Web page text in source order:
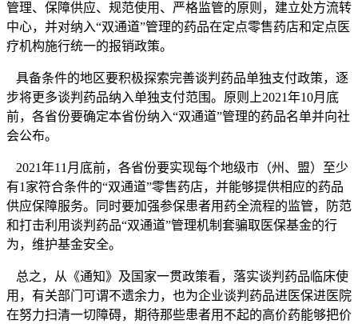
管理、保障供应、规范使用、严格监管的原则，建立处方流转
中心，并对纳入“双通道”管理的药品在定点零售药店和定点医
疗机构施行统一的报销政策。
具备条件的地区要积极探索完善谈判药品单独支付政策，逐
步将更多谈判药品纳入单独支付范围。原则上2021年10月底
前，各省份要确定本省份纳入“双通道”管理的药品名单并向社
会公布。
2021年11月底前，各省份要实现每个地级市（州、盟）至少
有1家符合条件的“双通道”零售药店，并能够提供相应的药品
供应保障服务。同时要加强参保患者用药全流程的监管，防范
和打击利用谈判药品“双通道”管理机制套骗取医保基金的行
为，维护基金安全。
总之，从《通知》及国家一贯政策看，落实谈判药品临床使
用，有关部门可谓不遗余力，也为企业谈判药品进医保进医院
在努力扫清一切障碍，期待那些患者用不起的高价药能够把价